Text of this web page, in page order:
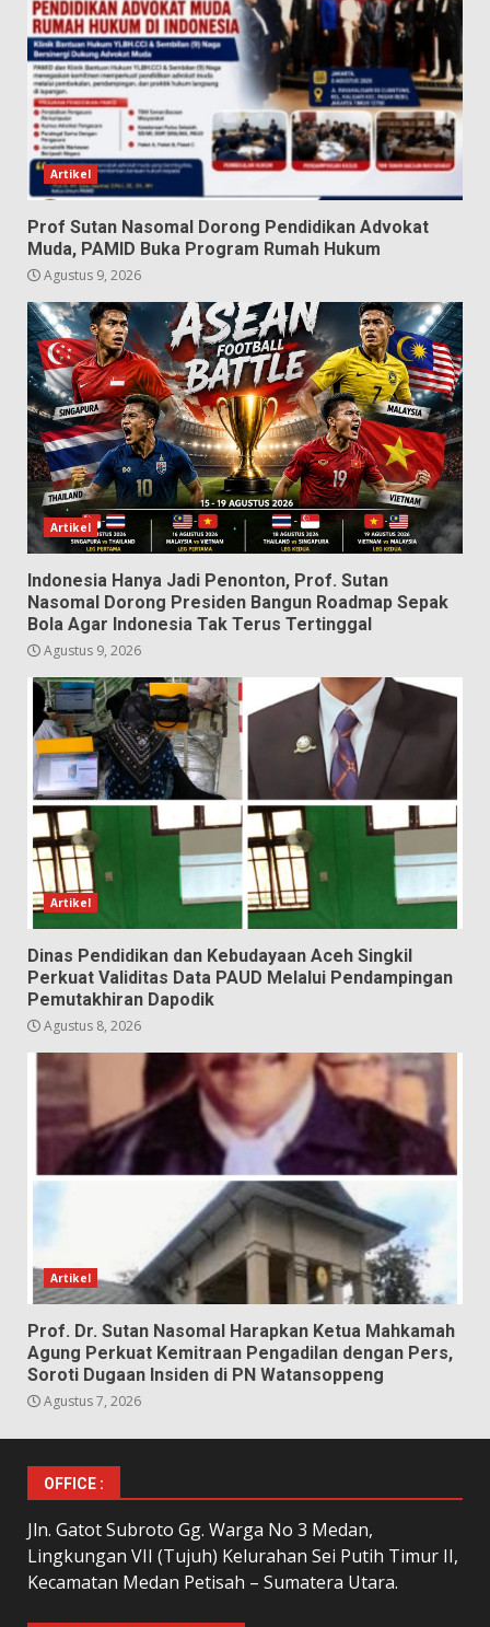
Artikel
Prof Sutan Nasomal Dorong Pendidikan Advokat
Muda, PAMID Buka Program Rumah Hukum
Agustus 9, 2026
Artikel
Indonesia Hanya Jadi Penonton, Prof. Sutan
Nasomal Dorong Presiden Bangun Roadmap Sepak
Bola Agar Indonesia Tak Terus Tertinggal
Agustus 9, 2026
Artikel
Dinas Pendidikan dan Kebudayaan Aceh Singkil
Perkuat Validitas Data PAUD Melalui Pendampingan
Pemutakhiran Dapodik
Agustus 8, 2026
Artikel
Prof. Dr. Sutan Nasomal Harapkan Ketua Mahkamah
Agung Perkuat Kemitraan Pengadilan dengan Pers,
Soroti Dugaan Insiden di PN Watansoppeng
Agustus 7, 2026
OFFICE :
Jln. Gatot Subroto Gg. Warga No 3 Medan,
Lingkungan VII (Tujuh) Kelurahan Sei Putih Timur II,
Kecamatan Medan Petisah – Sumatera Utara.